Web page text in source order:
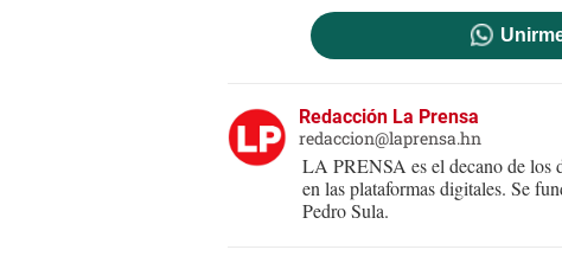
Redacción La Prensa
redaccion@laprensa.hn
LA PRENSA es el decano de los
en las plataformas digitales. Se
Pedro Sula.